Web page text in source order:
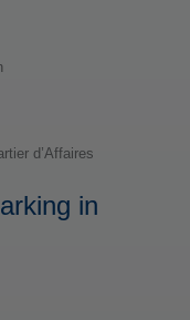
d’Affaires
in